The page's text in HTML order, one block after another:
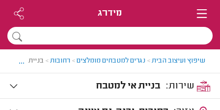
מידרג
שיפוץ ועיצוב הבית> נגרים למטבחים מומלצים> רחובות> בניית אי
...
בניית אי למטבח